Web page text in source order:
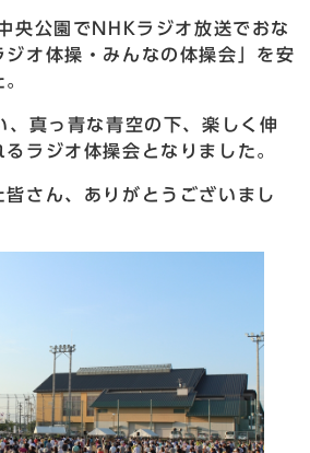
央公園でNHKラジオ放送でおな
オ体操・みんなの体操会」を安
真っ青な青空の下、楽しく伸
ラジオ体操会となりました。
さん、ありがとうございまし